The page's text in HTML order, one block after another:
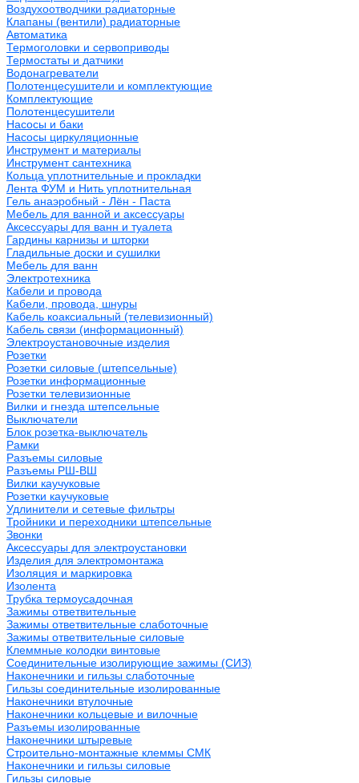
Воздухоотводчики радиаторные
Клапаны (вентили) радиаторные
Автоматика
Термоголовки и сервоприводы
Термостаты и датчики
Водонагреватели
Полотенцесушители и комплектующие
Комплектующие
Полотенцесушители
Насосы и баки
Насосы циркуляционные
Инструмент и материалы
Инструмент сантехника
Кольца уплотнительные и прокладки
Лента ФУМ и Нить уплотнительная
Гель анаэробный - Лён - Паста
Мебель для ванной и аксессуары
Аксессуары для ванн и туалета
Гардины карнизы и шторки
Гладильные доски и сушилки
Мебель для ванн
Электротехника
Кабели и провода
Кабели, провода, шнуры
Кабель коаксиальный (телевизионный)
Кабель связи (информационный)
Электроустановочные изделия
Розетки
Розетки силовые (штепсельные)
Розетки информационные
Розетки телевизионные
Вилки и гнезда штепсельные
Выключатели
Блок розетка-выключатель
Рамки
Разъемы силовые
Разъемы РШ-ВШ
Вилки каучуковые
Розетки каучуковые
Удлинители и сетевые фильтры
Тройники и переходники штепсельные
Звонки
Аксессуары для электроустановки
Изделия для электромонтажа
Изоляция и маркировка
Изолента
Трубка термоусадочная
Зажимы ответвительные
Зажимы ответвительные слаботочные
Зажимы ответвительные силовые
Клеммные колодки винтовые
Соединительные изолирующие зажимы (СИЗ)
Наконечники и гильзы слаботочные
Гильзы соединительные изолированные
Наконечники втулочные
Наконечники кольцевые и вилочные
Разъемы изолированные
Наконечники штыревые
Строительно-монтажные клеммы СМК
Наконечники и гильзы силовые
Гильзы силовые